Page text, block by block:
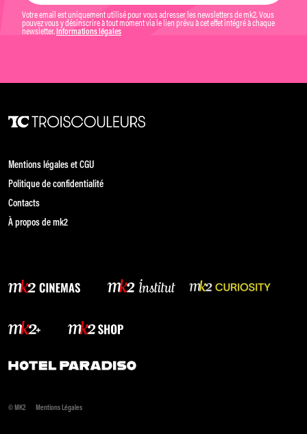
Votre email est uniquement utilisé pour vous adresser les newsletters de mk2. Vous
pouvez vous y désinscrire à tout moment via le lien prévu à cet effet intégré à chaque
newsletter. Informations légales
Mentions légales et CGU
Politique de confidentialité
Contacts
À propos de mk2
© MK2 Mentions Légales